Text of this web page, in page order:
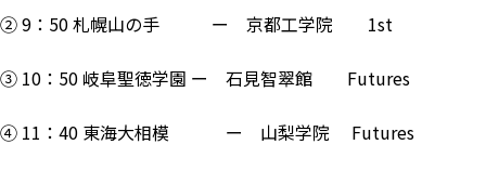
② 9：50 札幌山の手 ー 京都工学院 1st
③ 10：50 岐阜聖徳学園 ー 石見智翠館 Futures
④ 11：40 東海大相模 ー 山梨学院 Futures